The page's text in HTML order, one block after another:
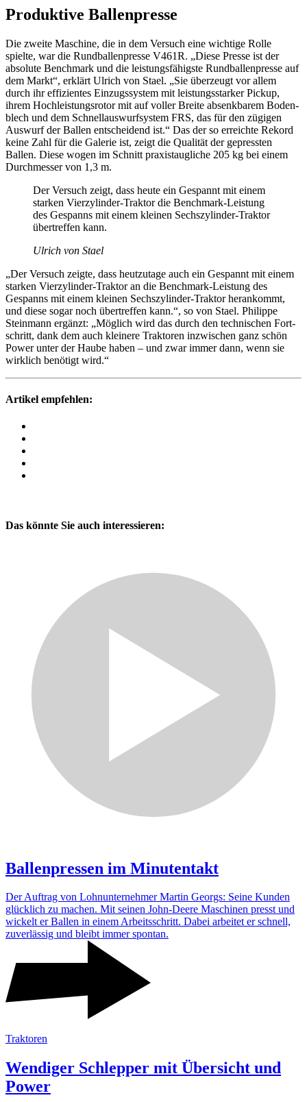
Produk­tive Ballen­presse
Die zweite Maschine, die in dem Versuch eine wich­tige Rolle
spielte, war die Rund­bal­len­presse V461R. „Diese Presse ist der
abso­lute Bench­mark und die leis­tungs­fä­higste Rund­bal­len­presse auf
dem Markt“, erklärt Ulrich von Stael. „Sie über­zeugt vor allem
durch ihr effi­zi­entes Einzugs­system mit leis­tungs­starker Pickup,
ihrem Hoch­leis­tungs­rotor mit auf voller Breite absenk­barem Boden­
blech und dem Schnell­aus­wurf­system FRS, das für den zügigen
Auswurf der Ballen entschei­dend ist.“ Das der so erreichte Rekord
keine Zahl für die Galerie ist, zeigt die Qualität der gepressten
Ballen. Diese wogen im Schnitt praxis­taug­liche 205 kg bei einem
Durch­messer von 1,3 m.
Der Versuch zeigt, dass heute ein Gespannt mit einem
starken Vier­zy­linder-Traktor die Bench­mark-Leis­tung
des Gespanns mit einem kleinen Sechs­zy­linder-Traktor
über­treffen kann.
Ulrich von Stael
„Der Versuch zeigte, dass heut­zu­tage auch ein Gespannt mit einem
starken Vier­zy­linder-Traktor an die Bench­mark-Leis­tung des
Gespanns mit einem kleinen Sechs­zy­linder-Traktor heran­kommt,
und diese sogar noch über­treffen kann.“, so von Stael. Phil­ippe
Stein­mann ergänzt: „Möglich wird das durch den tech­ni­schen Fort­
schritt, dank dem auch klei­nere Trak­toren inzwi­schen ganz schön
Power unter der Haube haben – und zwar immer dann, wenn sie
wirk­lich benö­tigt wird.“
Artikel empfehlen:
Das könnte Sie auch interessieren:
Ballen­pressen im Minutentakt
Der Auftrag von Lohn­un­ter­nehmer Martin Georgs: Seine Kunden
glück­lich zu machen. Mit seinen John-Deere Maschinen presst und
wickelt er Ballen in einem Arbeits­schritt. Dabei arbeitet er schnell,
zuver­lässig und bleibt immer spontan.
Traktoren
Wendiger Schlepper mit Über­sicht und
Power